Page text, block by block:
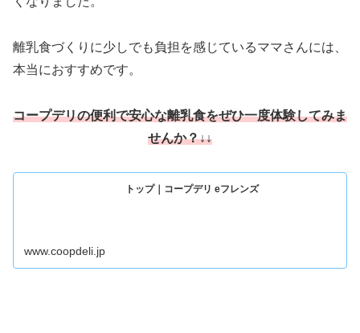
離乳食づくりに少しでも負担を感じているママさんには、
本当におすすめです。
コープデリの便利で安心な離乳食をぜひ一度体験してみま
せんか？↓↓
トップ｜コープデリ eフレンズ
www.coopdeli.jp